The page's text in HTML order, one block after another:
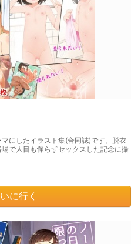
にしたイラスト集(合同誌)です。脱衣
で人目も憚らずセックスした記念に撮
に行く